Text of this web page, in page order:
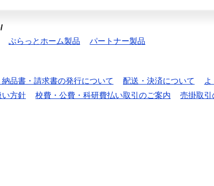
ぷらっとホーム製品 パートナー製品
納品書・請求書の発行について 配送・決済について
い方針 校費・公費・科研費払い取引のご案内 売掛取引